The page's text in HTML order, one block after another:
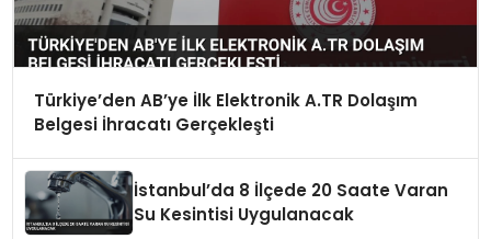
Türkiye’den AB’ye İlk Elektronik A.TR Dolaşım
Belgesi İhracatı Gerçekleşti
İstanbul’da 8 İlçede 20 Saate Varan
Su Kesintisi Uygulanacak